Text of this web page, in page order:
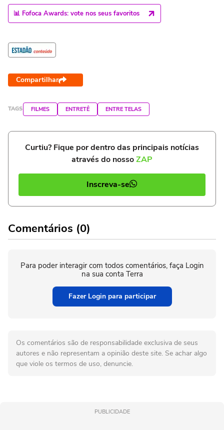
📊 Fofoca Awards: vote nos seus favoritos
Compartilhar
TAGS FILMES ENTRETÊ ENTRE TELAS
Curtiu? Fique por dentro das principais notícias
através do nossoZAP
Inscreva-se
Comentários (0)
Para poder interagir com todos comentários, faça Login
na sua conta Terra
Fazer Login para participar
Os comentários são de responsabilidade exclusiva de seus
autores e não representam a opinião deste site. Se achar algo
que viole os termos de uso, denuncie.
PUBLICIDADE